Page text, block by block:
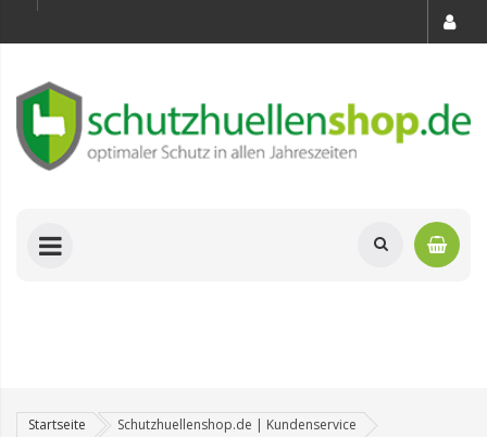
Startseite Schutzhuellenshop.de | Kundenservice